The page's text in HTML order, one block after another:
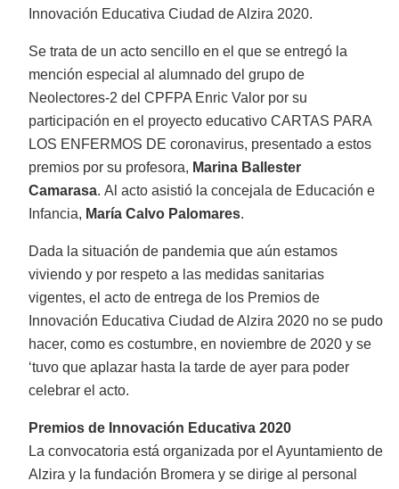
Innovación Educativa Ciudad de Alzira 2020.
Se trata de un acto sencillo en el que se entregó la
mención especial al alumnado del grupo de
Neolectores-2 del CPFPA Enric Valor por su
participación en el proyecto educativo CARTAS PARA
LOS ENFERMOS DE coronavirus, presentado a estos
premios por su profesora, Marina Ballester
Camarasa.Al acto asistió la concejala de Educación e
Infancia, María Calvo Palomares.
Dada la situación de pandemia que aún estamos
viviendo y por respeto a las medidas sanitarias
vigentes, el acto de entrega de los Premios de
Innovación Educativa Ciudad de Alzira 2020 no se pudo
hacer, como es costumbre, en noviembre de 2020 y se
‘tuvo que aplazar hasta la tarde de ayer para poder
celebrar el acto.
Premios de Innovación Educativa 2020
La convocatoria está organizada por el Ayuntamiento de
Alzira y la fundación Bromera y se dirige al personal